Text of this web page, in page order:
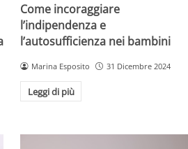
Come incoraggiare
l’indipendenza e
l’autosufficienza nei bambini
Marina Esposito 31 Dicembre 2024
Leggi di più